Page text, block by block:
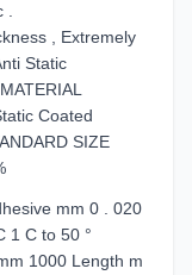
, Extremely
Static
Coated
SIZE
mm 0 . 020
1 C to 50 °
1000 Length m